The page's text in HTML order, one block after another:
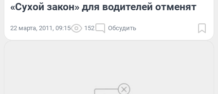
«Сухой закон» для водителей отменят
22 марта, 2011, 09:15 152 Обсудить